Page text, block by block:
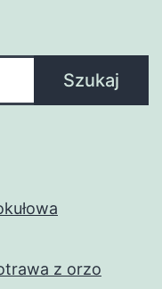
Szukaj
z orzo